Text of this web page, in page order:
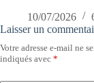
10/07/2026
Laisser un
Votre adresse e-mail ne
indiqués avec *